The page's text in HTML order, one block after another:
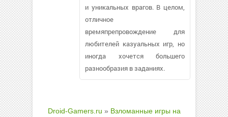
и уникальных врагов. В целом,
отличное
времяпрепровождение для
любителей казуальных игр, но
иногда хочется большего
разнообразия в заданиях.
Droid-Gamers.ru » Взломанные игры на